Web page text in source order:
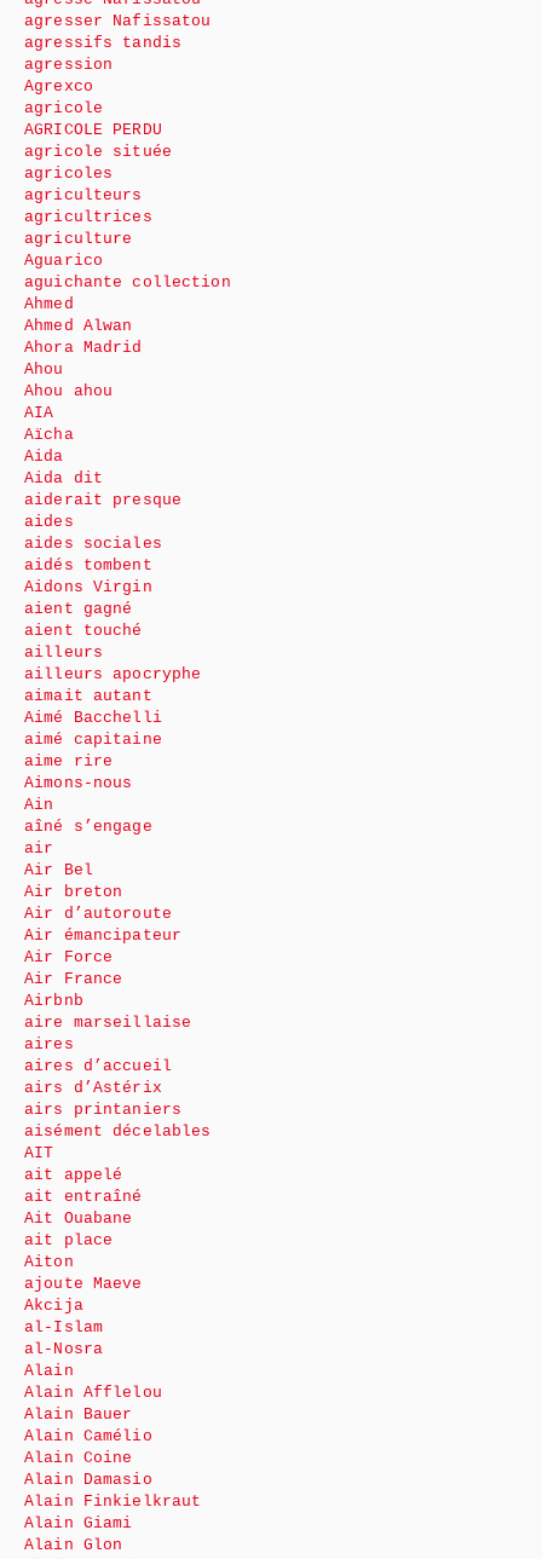
agresser Nafissatou
agressifs tandis
agression
Agrexco
agricole
AGRICOLE PERDU
agricole située
agricoles
agriculteurs
agricultrices
agriculture
Aguarico
aguichante collection
Ahmed
Ahmed Alwan
Ahora Madrid
Ahou
Ahou ahou
AIA
Aïcha
Aida
Aida dit
aiderait presque
aides
aides sociales
aidés tombent
Aidons Virgin
aient gagné
aient touché
ailleurs
ailleurs apocryphe
aimait autant
Aimé Bacchelli
aimé capitaine
aime rire
Aimons-nous
Ain
aîné s’engage
air
Air Bel
Air breton
Air d’autoroute
Air émancipateur
Air Force
Air France
Airbnb
aire marseillaise
aires
aires d’accueil
airs d’Astérix
airs printaniers
aisément décelables
AIT
ait appelé
ait entraîné
Ait Ouabane
ait place
Aiton
ajoute Maeve
Akcija
al-Islam
al-Nosra
Alain
Alain Afflelou
Alain Bauer
Alain Camélio
Alain Coine
Alain Damasio
Alain Finkielkraut
Alain Giami
Alain Glon